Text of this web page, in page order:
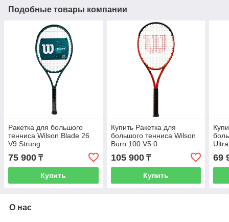
Подобные товары компании
Ракетка для большого
тенниса Wilson Blade 26
V9 Strung
75 900 ₸
Купить
Купить Ракетка для
большого тенниса Wilson
Burn 100 V5.0
105 900₸
Купить
69
О нас